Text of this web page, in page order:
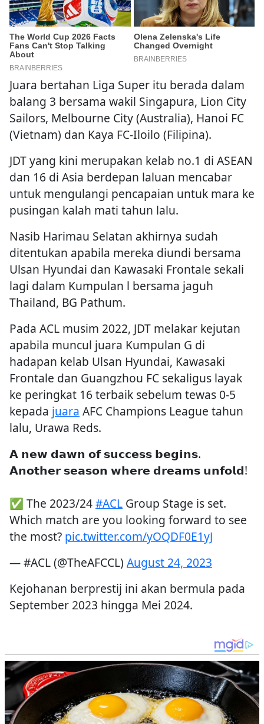
Juara bertahan Liga Super itu berada dalam
balang 3 bersama wakil Singapura, Lion City
Sailors, Melbourne City (Australia), Hanoi FC
(Vietnam) dan Kaya FC-Iloilo (Filipina).
JDT yang kini merupakan kelab no.1 di ASEAN
dan 16 di Asia berdepan laluan mencabar
untuk mengulangi pencapaian untuk mara ke
pusingan kalah mati tahun lalu.
Nasib Harimau Selatan akhirnya sudah
ditentukan apabila mereka diundi bersama
Ulsan Hyundai dan Kawasaki Frontale sekali
lagi dalam Kumpulan l bersama jaguh
Thailand, BG Pathum.
Pada ACL musim 2022, JDT melakar kejutan
apabila muncul juara Kumpulan G di
hadapan kelab Ulsan Hyundai, Kawasaki
Frontale dan Guangzhou FC sekaligus layak
ke peringkat 16 terbaik sebelum tewas 0-5
kepada juara AFC Champions League tahun
lalu, Urawa Reds.
𝗔 𝗻𝗲𝘄 𝗱𝗮𝘄𝗻 𝗼𝗳 𝘀𝘂𝗰𝗰𝗲𝘀𝘀 𝗯𝗲𝗴𝗶𝗻𝘀.
𝗔𝗻𝗼𝘁𝗵𝗲𝗿 𝘀𝗲𝗮𝘀𝗼𝗻 𝘄𝗵𝗲𝗿𝗲 𝗱𝗿𝗲𝗮𝗺𝘀 𝘂𝗻𝗳𝗼𝗹𝗱!
✅ The 2023/24#ACL Group Stage is set.
Which match are you looking forward to see
the most? pic.twitter.com/yOQDF0E1yJ
— #ACL (@TheAFCCL) August 24, 2023
Kejohanan berprestij ini akan bermula pada
September 2023 hingga Mei 2024.